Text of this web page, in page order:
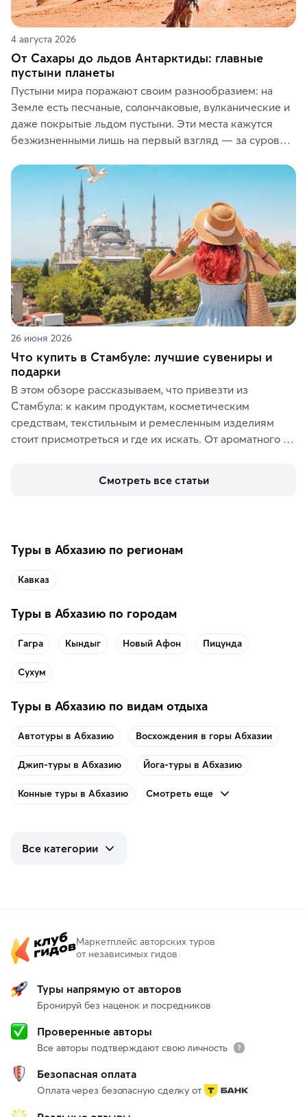
4 августа 2026
От Сахары до льдов Антарктиды: главные
пустыни планеты
Пустыни мира поражают своим разнообразием: на
Земле есть песчаные, солончаковые, вулканические и
даже покрытые льдом пустыни. Эти места кажутся
безжизненными лишь на первый взгляд — за суровой
животные и маршруты, которые дарят одни из самых
ярких впечатлений от путешествий.
26 июня 2026
Что купить в Стамбуле: лучшие сувениры и
подарки
В этом обзоре рассказываем, что привезти из
Стамбула: к каким продуктам, косметическим
средствам, текстильным и ремесленным изделиям
стоит присмотреться и где их искать. От ароматного
аутентичных лавках — в подарок близким или себе на
Смотреть все статьи
Туры в Абхазию по регионам
Кавказ
Туры в Абхазию по городам
Гагра Кындыг Новый Афон Пицунда
Сухум
Туры в Абхазию по видам отдыха
Автотуры в Абхазию Восхождения в горы Абхазии
Джип-туры в Абхазию Йога-туры в Абхазию
Конные туры в Абхазию Смотреть еще
Все категории
Маркетплейс авторских туров
от независимых гидов
Туры напрямую от авторов
Бронируй без наценок и посредников
Проверенные авторы
Все авторы подтверждают свою личность
Безопасная оплата
Оплата через безопасную сделку от